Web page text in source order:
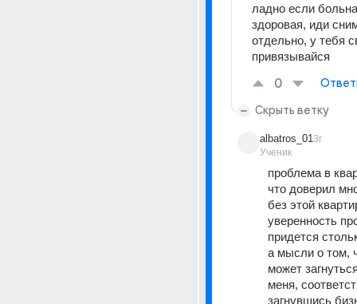
ладно если
здоровая, иди
отдельно, у тебя
привязывайся
0
Скрыть ветку
albatros_01
Ученик
3г
проблема в
что доверил
без этой
уверенность
придется
а мысли о том,
может
меня,
загнувшись